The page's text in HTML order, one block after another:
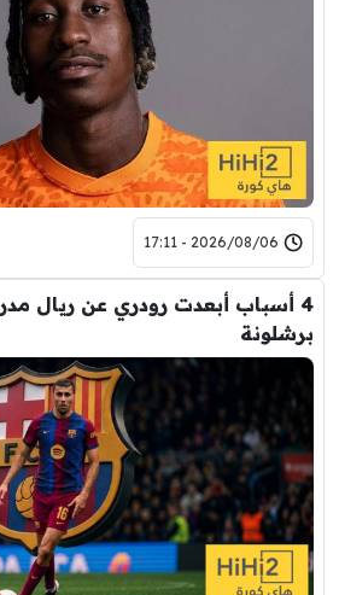
2026/08/06 - 17:11
4 أسباب أبعدت رودري عن ريال
برشلونة